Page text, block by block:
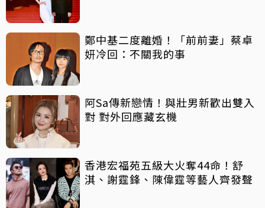
鄭中基二度離婚！「前前妻」蔡卓
妍冷回：不關我的事
阿Sa傳新戀情！與壯男新歡出雙入
對 對外回應藏玄機
香港宏福苑五級大火奪44命！舒
淇、謝霆鋒、陳偉霆等藝人齊發聲